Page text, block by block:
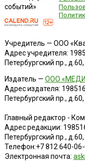
событий»
Учредитель — ООО
Адрес учредителя:
Петербургский пр.,
Издатель — ООО
Адрес издателя:
Петербургский пр.,
Главный редактор -
Адрес редакции:
Петербургский пр.,
Телефон:+7 812 640-
Электронная почта: